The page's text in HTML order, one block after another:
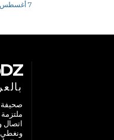
7 أغسطس 2026
اتصال
ونغطي